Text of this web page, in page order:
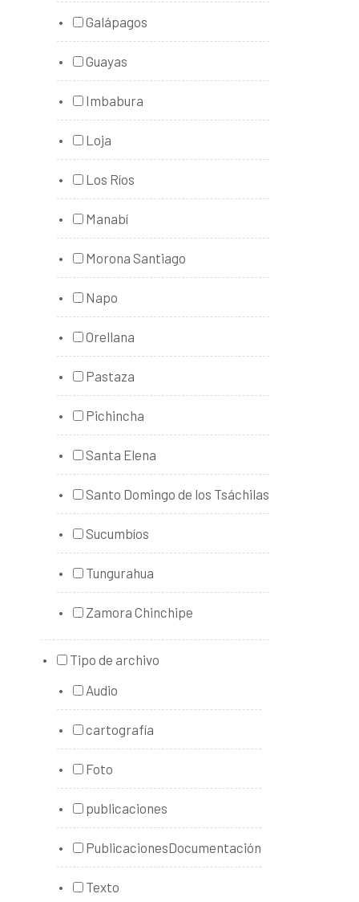
Galápagos
Guayas
Imbabura
Loja
Los Ríos
Manabí
Morona Santiago
Napo
Orellana
Pastaza
Pichincha
Santa Elena
Santo Domingo de los Tsáchilas
Sucumbíos
Tungurahua
Zamora Chinchipe
Tipo de archivo
Audio
cartografía
Foto
publicaciones
PublicacionesDocumentación
Texto